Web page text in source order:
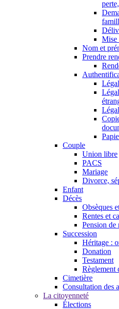
Mise
Nom et
Prendre
Couple
Union libre
PACS
Mariage
Divorce,
Enfant
Décès
Obsèques
Rentes et
Pension de
Succession
Héritage :
Donation
Testament
Règlement
Cimetière
Consultation des
La citoyenneté
Élections